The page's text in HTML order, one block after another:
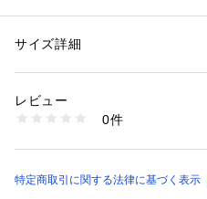
は、繊細な抜け感のあるラッ
ことで、あたたかみのあるフェ
カップの土台部分にはカップ
い季節を彩るコレクションです
性別：レディース
素材：ナイロン・ポリエステル・ポ
商品番号：
N05-62742 （ショップ）
サイズ詳細
レビュー
0件
特定商取引に関する法律に基づく表示